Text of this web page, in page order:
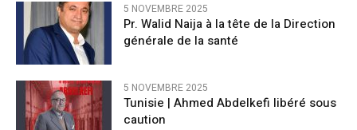
5 NOVEMBRE 2025
Pr. Walid Naija à la tête de la Direction
générale de la santé
5 NOVEMBRE 2025
Tunisie | Ahmed Abdelkefi libéré sous
caution